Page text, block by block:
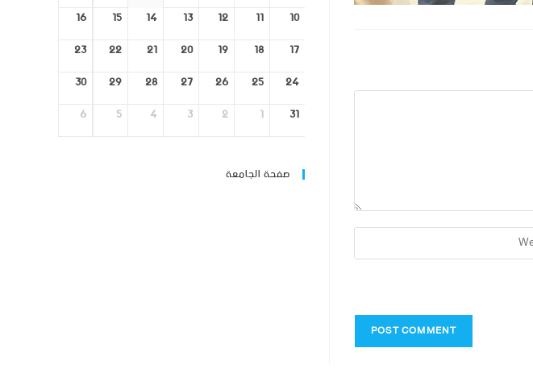
10
11
12
13
14
15
16
17
18
19
20
21
22
23
24
25
26
27
28
29
30
31
1
2
3
4
5
6
صفحة الجامعة